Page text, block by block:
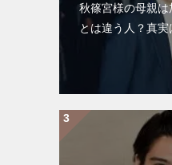
秋篠宮様の母親
とは違う人？真